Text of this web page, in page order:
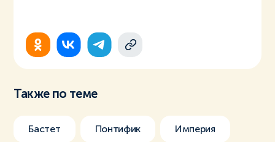
Также по теме
Бастет Понтифик Империя